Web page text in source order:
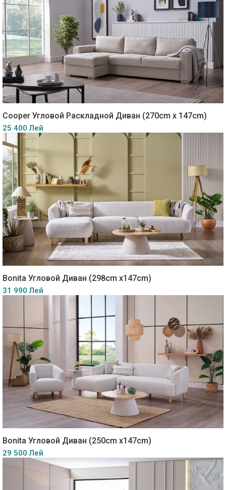
Cooper Угловой Раскладной Диван (270cm x 147cm)
25 400 Лей
Bonita Угловой Диван (298cm x147cm)
31 990 Лей
Bonita Угловой Диван (250cm x147cm)
29 500 Лей